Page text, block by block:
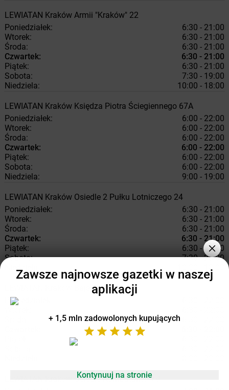
LEWIATAN Kraków Armii "Kraków" 22
Poniedziałek:
6:30 - 21:00
Wtorek:
6:30 - 21:00
Środa:
6:30 - 21:00
Czwartek:
6:30 - 21:00
Piątek:
6:30 - 21:00
Sobota:
7:30 - 19:00
Niedziela:
10:00 - 18:00
LEWIATAN Kraków Księdza Piotra Ściegiennego 67A
Poniedziałek:
6:00 - 22:00
Wtorek:
6:00 - 22:00
Środa:
6:00 - 22:00
Czwartek:
6:00 - 22:00
Piątek:
6:00 - 22:00
Sobota:
6:00 - 22:00
Niedziela:
9:00 - 19:00
LEWIATAN Kraków Osiedle 2 Pułku Lotniczego 24
Poniedziałek:
6:30 - 21:00
Wtorek:
6:30 - 21:00
Środa:
6:30 - 21:00
Czwartek:
6:30 - 21:00
Piątek:
6:30 - 21:00
Sobota:
7:30 - 20:00
Niedziela:
10:00 - 18:00
Bajeczna 6
Poniedziałek:
Osiedle Kombatantów 9
Zawsze najnowsze gazetki w naszej
aplikacji
+ 1,5 mln zadowolonych kupujących
Kontynuuj na stronie